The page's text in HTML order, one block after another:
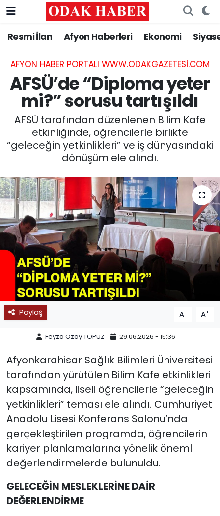
Resmi İlan Afyon Haberleri Ekonomi
AFYON HABER PORTALI WWW.ODAKGAZETESI.COM
AFSÜ’de “Diploma yeter
mi?” sorusu tartışıldı
AFSÜ tarafından düzenlenen Bilim Kafe
etkinliğinde, öğrencilerle birlikte
“geleceğin yetkinlikleri” ve iş dünyasındaki
dönüşüm ele alındı.
Paylaş A- A+
Feyza Özay TOPUZ 29.06.2026 - 15:36
Afyonkarahisar Sağlık Bilimleri Üniversitesi
tarafından yürütülen Bilim Kafe etkinlikleri
kapsamında, liseli öğrencilerle “geleceğin
yetkinlikleri” teması ele alındı. Cumhuriyet
Anadolu Lisesi Konferans Salonu’nda
gerçekleştirilen programda, öğrencilerin
kariyer planlamalarına yönelik önemli
değerlendirmelerde bulunuldu.
GELECEĞİN MESLEKLERİNE DAİR
DEĞERLENDİRME
AFYONKARAHİSAR HABERLERİ
Resmi İlan
ASAYİŞ
GÜNCEL
SİYASET
MAGAZİN
SAĞLIK
SPOR
11:11 MANŞET
Nöbetçi Eczaneler
Hava Durumu
Trafik Durumu
Süper Lig Puan Durumu ve Fikstür
Tüm Manşetler
Son Dakika Haberleri
Haber Arşivi